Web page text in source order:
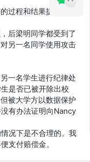
过程和结果提出上诉
后梁明同学都受到了
另一名同学使用攻击
一名学生进行纪律处
是否已被开除出校
被大学方以数据保护
有办法证明向Nancy
况下是不合理的。我
支付赔偿金。